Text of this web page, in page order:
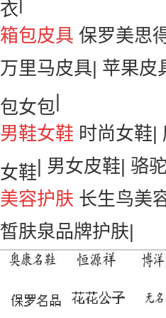
衣
箱包皮具 保罗美思
万里马皮具| 苹果皮
包女包 |
男鞋女鞋 时尚女鞋|
女鞋| 男女皮鞋| 骆
美容护肤 长生鸟美
皙肤泉品牌护肤|